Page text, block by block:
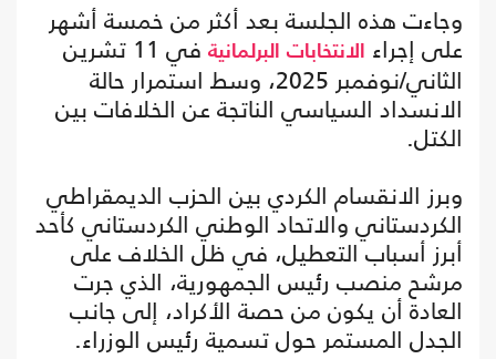
وجاءت هذه الجلسة بعد أكثر من خمسة أشهر
على إجراء الانتخابات البرلمانية
في 11 تشرين
الثاني/نوفمبر 2025، وسط استمرار حالة
الانسداد السياسي الناتجة عن الخلافات بين
الكتل.
وبرز الانقسام الكردي بين الحزب الديمقراطي
الكردستاني والاتحاد الوطني الكردستاني كأحد
أبرز أسباب التعطيل، في ظل الخلاف على
مرشح منصب رئيس الجمهورية، الذي جرت
العادة أن يكون من حصة الأكراد، إلى جانب
الجدل المستمر حول تسمية رئيس الوزراء.